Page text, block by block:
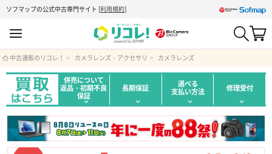
ソフマップの公式中古専門サイト [利用規約]
中古通販のリコレ！ カメラレンズ・アクセサリ カメラレンズ
併売について
返品・初期不良
保証
長期保証 選べる
支払い方法 修理受付